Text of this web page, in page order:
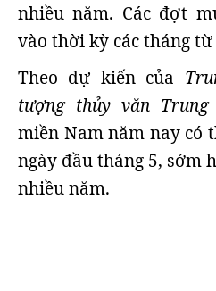
nhiều năm. Các đợt
vào thời kỳ các tháng
Theo dự kiến của
tượng thủy văn Trung
miền Nam năm nay có
ngày đầu tháng 5, sớm
nhiều năm.